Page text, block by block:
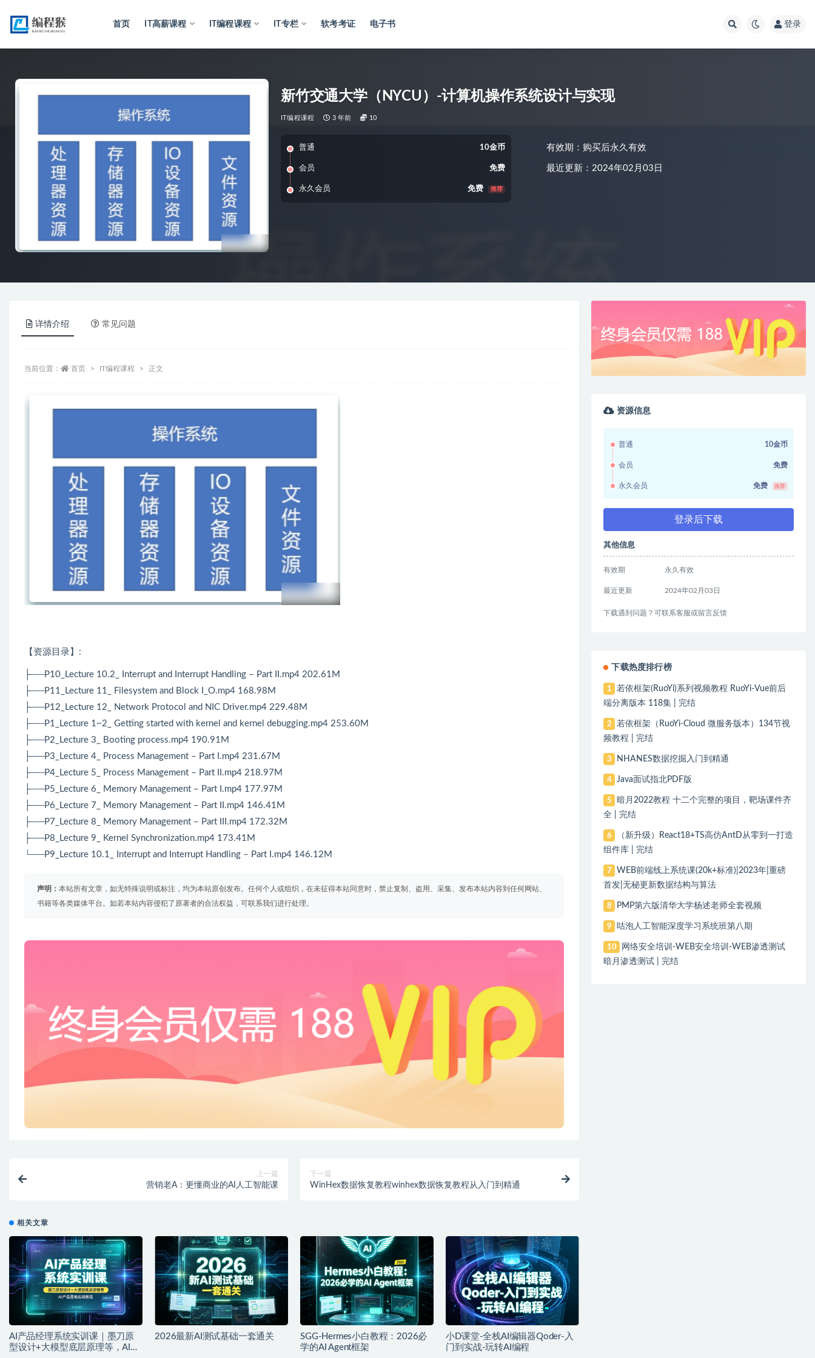
首页 IT高薪课程 IT编程课程 IT专栏 软考考证 电子书 登录
新竹交通大学（NYCU）-计算机操作系统设计与实现
IT编程课程 3 年前 10
普通 10金币
会员 免费
永久会员 免费 推荐
有效期：购买后永久有效
最近更新：2024年02月03日
详情介绍 常见问题
当前位置： 首页 IT编程课程 正文
【资源目录】:
├──P10_Lecture 10.2_ Interrupt and Interrupt Handling – Part II.mp4 202.61M
├──P11_Lecture 11_ Filesystem and Block I_O.mp4 168.98M
├──P12_Lecture 12_ Network Protocol and NIC Driver.mp4 229.48M
├──P1_Lecture 1~2_ Getting started with kernel and kernel debugging.mp4 253.60M
├──P2_Lecture 3_ Booting process.mp4 190.91M
├──P3_Lecture 4_ Process Management – Part I.mp4 231.67M
├──P4_Lecture 5_ Process Management – Part II.mp4 218.97M
├──P5_Lecture 6_ Memory Management – Part I.mp4 177.97M
├──P6_Lecture 7_ Memory Management – Part II.mp4 146.41M
├──P7_Lecture 8_ Memory Management – Part III.mp4 172.32M
├──P8_Lecture 9_ Kernel Synchronization.mp4 173.41M
└──P9_Lecture 10.1_ Interrupt and Interrupt Handling – Part I.mp4 146.12M
声明： 本站所有文章，如无特殊说明或标注，均为本站原创发布。任何个人或组织，在未征得本站同意时，禁止复制、盗用、采集、发布本站内容到任何网站、
书籍等各类媒体平台。如若本站内容侵犯了原著者的合法权益，可联系我们进行处理。
上一篇
营销老A：更懂商业的AI人工智能课
下一篇
WinHex数据恢复教程winhex数据恢复教程从入门到精通
相关文章
AI产品经理系统实训课｜墨刀原
型设计+大模型底层原理等，AI产
2026最新AI测试基础一套通关
SGG-Hermes小白教程：2026必
学的AI Agent框架
小D课堂-全栈AI编辑器Qoder-入
门到实战-玩转AI编程
资源信息
普通 10金币
会员 免费
永久会员 免费 推荐
登录后下载
其他信息
有效期 永久有效
最近更新 2024年02月03日
下载遇到问题？可联系客服或留言反馈
下载热度排行榜
1
若依框架(RuoYi)系列视频教程 RuoYi-Vue前后
端分离版本 118集 | 完结
2
若依框架（RuoYi-Cloud 微服务版本）134节视
频教程 | 完结
3 NHANES数据挖掘入门到精通
4 Java面试指北PDF版
5
暗月2022教程 十二个完整的项目，靶场课件齐
全 | 完结
6
（新升级）React18+TS高仿AntD从零到一打造
组件库 | 完结
7
WEB前端线上系统课(20k+标准)|2023年|重磅
首发|无秘更新数据结构与算法
8 PMP第六版清华大学杨述老师全套视频
9 咕泡人工智能深度学习系统班第八期
10
网络安全培训-WEB安全培训-WEB渗透测试
暗月渗透测试 | 完结